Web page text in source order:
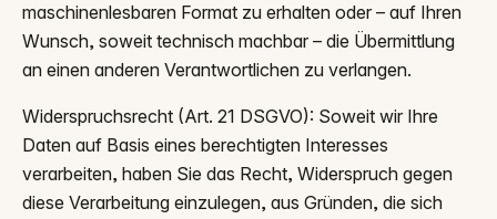
maschinenlesbaren Format zu erhalten oder – auf Ihren
Wunsch, soweit technisch machbar – die Übermittlung
an einen anderen Verantwortlichen zu verlangen.
Widerspruchsrecht (Art. 21 DSGVO): Soweit wir Ihre
Daten auf Basis eines berechtigten Interesses
verarbeiten, haben Sie das Recht, Widerspruch gegen
diese Verarbeitung einzulegen, aus Gründen, die sich